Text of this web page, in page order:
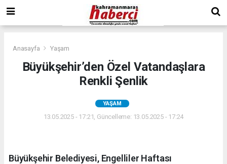
Anasayfa Yaşam
Büyükşehir’den Özel Vatandaşlara
Renkli Şenlik
YAŞAM
13.05.2025 - 17:21, Güncelleme: 13.05.2025 - 17:24
Büyükşehir Belediyesi, Engelliler Haftası